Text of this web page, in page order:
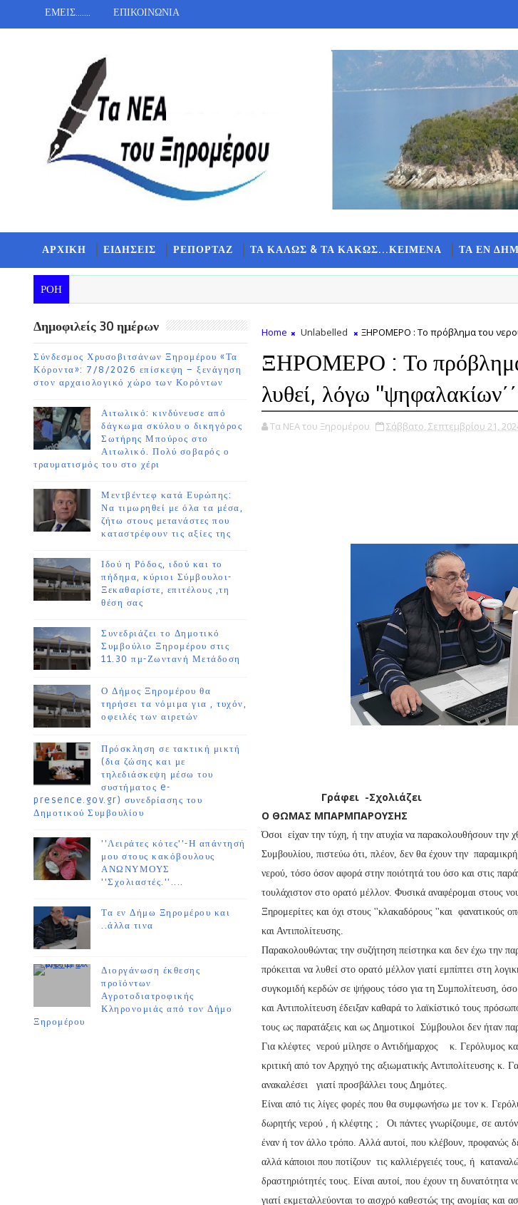
ΕΜΕΙΣ....... ΕΠΙΚΟΙΝΩΝΙΑ
ΑΡΧΙΚΗ ΕΙΔΗΣΕΙΣ ΡΕΠΟΡΤΑΖ ΤΑ ΚΑΛΩΣ & ΤΑ ΚΑΚΩΣ...ΚΕΙΜΕΝΑ ΤΑ ΕΝ
ΡΟΗ
Δημοφιλείς 30 ημέρων
Σύνδεσμος Χρυσοβιτσάνων Ξηρομέρου «Τα
Κόροντα»: 7/8/2026 επίσκεψη – ξενάγηση
στον αρχαιολογικό χώρο των Κορόντων
Αιτωλικό: κινδύνευσε από
δάγκωμα σκύλου ο δικηγόρος
Σωτήρης Μπούρος στο
Αιτωλικό. Πολύ σοβαρός ο
τραυματισμός του στο χέρι
Μεντβέντεφ κατά Ευρώπης:
Να τιμωρηθεί με όλα τα μέσα,
ζήτω στους μετανάστες που
καταστρέφουν τις αξίες της
Ιδού η Ρόδος, ιδού και το
πήδημα, κύριοι Σύμβουλοι-
Ξεκαθαρίστε, επιτέλους ,τη
θέση σας
Συνεδριάζει το Δημοτικό
Συμβούλιο Ξηρομέρου στις
11.30 πμ-Ζωντανή Μετάδοση
Ο Δήμος Ξηρομέρου θα
τηρήσει τα νόμιμα για , τυχόν,
οφειλές των αιρετών
Πρόσκληση σε τακτική μικτή
(δια ζώσης και με
τηλεδιάσκεψη μέσω του
συστήματος e-
presence.gov.gr) συνεδρίασης του
Δημοτικού Συμβουλίου
''Λειράτες κότες''-Η απάντησή
μου στους κακόβουλους
ΑΝΩΝΥΜΟΥΣ
''Σχολιαστές.''....
Τα εν Δήμω Ξηρομέρου και
..άλλα τινα
Διοργάνωση έκθεσης
προϊόντων
Αγροτοδιατροφικής
Κληρονομιάς από τον Δήμο
Ξηρομέρου
Home Unlabelled ΞΗΡΟΜΕΡΟ : Το πρόβλημα του
ΞΗΡΟΜΕΡΟ : Το πρόβλημα
λυθεί, λόγω ''ψηφαλακίων΄΄
Τα ΝΕΑ του Ξηρομέρου Σάββατο, Σεπτεμβρίου 21,
Γράφει -Σχολιάζει
Ο ΘΩΜΑΣ ΜΠΑΡΜΠΑΡΟΥΣΗΣ
Όσοι είχαν την τύχη, ή την ατυχία να παρακολουθήσουν την
Συμβουλίου, πιστεύω ότι, πλέον, δεν θα έχουν την
νερού, τόσο όσον αφορά στην ποιότητά του όσο και στις
τουλάχιστον στο ορατό μέλλον. Φυσικά αναφέρομαι στους
Ξηρομερίτες και όχι στους ''κλακαδόρους ''και φανατικούς
και Αντιπολίτευσης.
Παρακολουθώντας την συζήτηση πείστηκα και δεν έχω την
πρόκειται να λυθεί στο ορατό μέλλον γιατί εμπίπτει στη
συγκομιδή κερδών σε ψήφους τόσο για τη Συμπολίτευση, όσο
και Αντιπολίτευση έδειξαν καθαρά το λαϊκίστικό τους
τους ως παρατάξεις και ως Δημοτικοί Σύμβουλοι δεν ήταν
Για κλέφτες νερού μίλησε ο Αντιδήμαρχος κ. Γερόλυμος
κριτική από τον Αρχηγό της αξιωματικής Αντιπολίτευσης κ.
ανακαλέσει γιατί προσβάλλει τους Δημότες.
Είναι από τις λίγες φορές που θα συμφωνήσω με τον κ.
δωρητής νερού , ή κλέφτης ; Οι πάντες γνωρίζουμε, σε
έναν ή τον άλλο τρόπο. Αλλά αυτοί, που κλέβουν, προφανώς
αλλά κάποιοι που ποτίζουν τις καλλιέργειές τους, ή
δραστηριότητές τους. Είναι αυτοί, που έχουν τη
γιατί εκμεταλλεύονται το αισχρό καθεστώς της ανομίας και